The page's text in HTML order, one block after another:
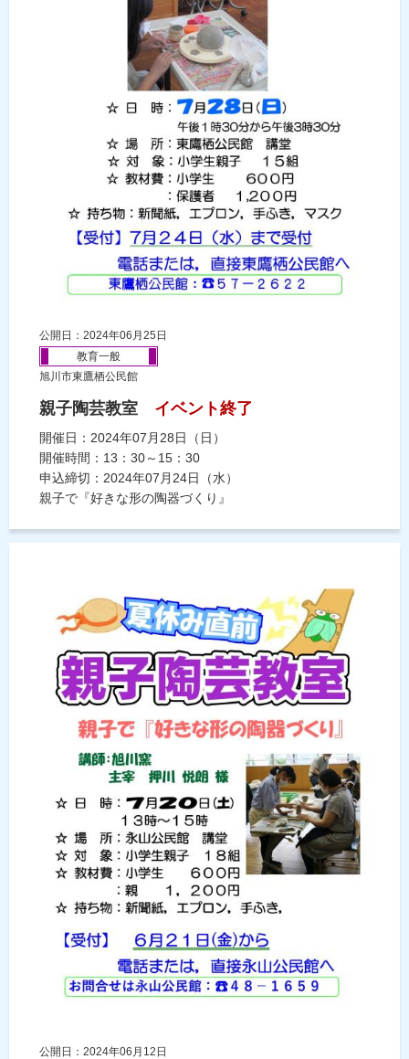
公開日：2024年06月25日
教育一般
旭川市東鷹栖公民館
親子陶芸教室 イベント終了
開催日：2024年07月28日（日）
開催時間：13：30～15：30
申込締切：2024年07月24日（水）
親子で『好きな形の陶器づくり』
公開日：2024年06月12日